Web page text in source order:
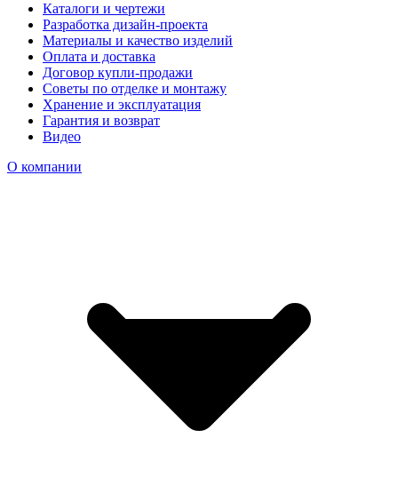
Каталоги и чертежи
Разработка дизайн-проекта
Материалы и качество изделий
Оплата и доставка
Договор купли-продажи
Советы по отделке и монтажу
Хранение и эксплуатация
Гарантия и возврат
Видео
О компании